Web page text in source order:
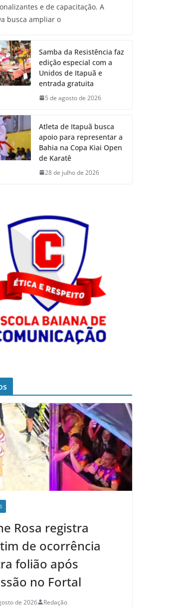
e de capacitação. A
busca ampliar o
Samba da Resistência faz
edição especial com a
Unidos de Itapuã e
entrada gratuita
5 de agosto de 2026
Atleta de Itapuã busca
apoio para representar a
Bahia na Copa Kiai Open
de Karatê
28 de julho de 2026
Rosa registra
de ocorrência
folião após
no Fortal
de 2026 Redação